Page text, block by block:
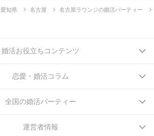
愛知県 名古屋 名古屋ラウンジの婚活パーティー
婚活お役立ちコンテンツ
恋愛・婚活コラム
全国の婚活パーティー
運営者情報